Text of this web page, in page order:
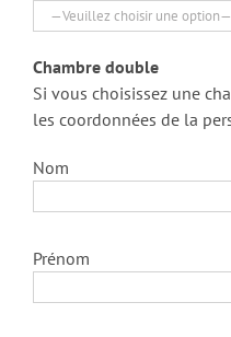
Chambre double
Si vous choisissez une
les coordonnées de la
Nom
Prénom